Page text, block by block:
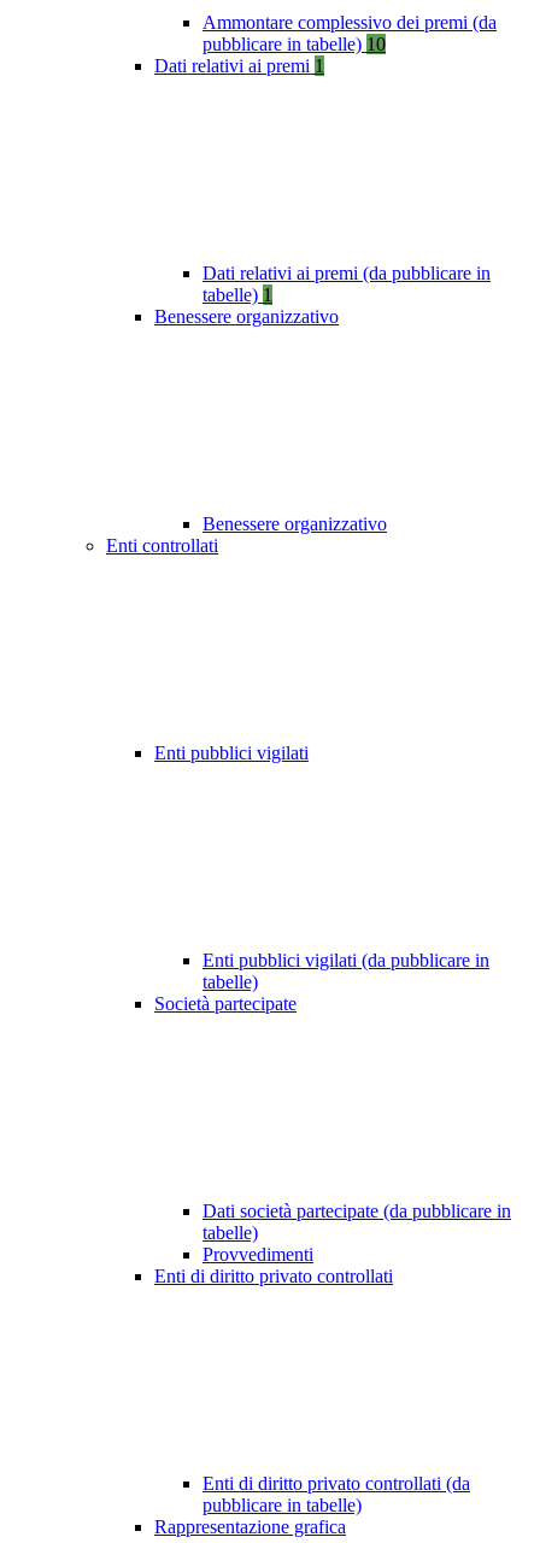
Ammontare complessivo dei premi (da
pubblicare in tabelle) 10
Dati relativi ai premi 1
Dati relativi ai premi (da pubblicare in
tabelle) 1
Benessere organizzativo
Benessere organizzativo
Enti controllati
Enti pubblici vigilati
Enti pubblici vigilati (da pubblicare in
tabelle)
Società partecipate
Dati società partecipate (da pubblicare in
tabelle)
Provvedimenti
Enti di diritto privato controllati
Enti di diritto privato controllati (da
pubblicare in tabelle)
Rappresentazione grafica